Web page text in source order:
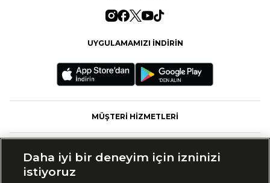
UYGULAMAMIZI İNDİRİN
MÜŞTERİ HİZMETLERİ
Daha iyi bir deneyim için izninizi
istiyoruz